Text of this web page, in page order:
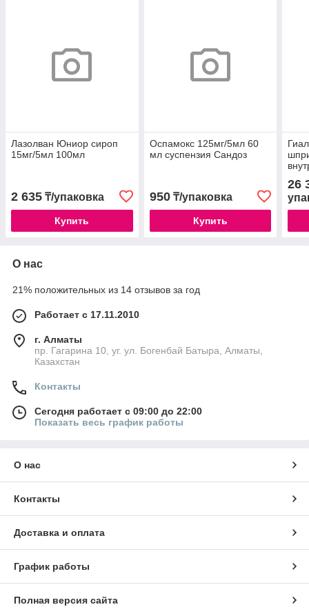
Лазолван Юниор сироп
15мг/5мл 100мл
2 635 ₸/упаковка
Купить
Оспамокс 125мг/5мл 60
мл суспензия Сандоз
950₸/упаковка
Купить
26
О нас
21% положительных из 14 отзывов за год
Работает с 17.11.2010
г. Алматы
пр. Гагарина 10, уг. ул. Богенбай Батыра, Алматы,
Казахстан
Контакты
Сегодня работает с 09:00 до 22:00
Показать весь график работы
О нас
Контакты
Доставка и оплата
График работы
Полная версия сайта